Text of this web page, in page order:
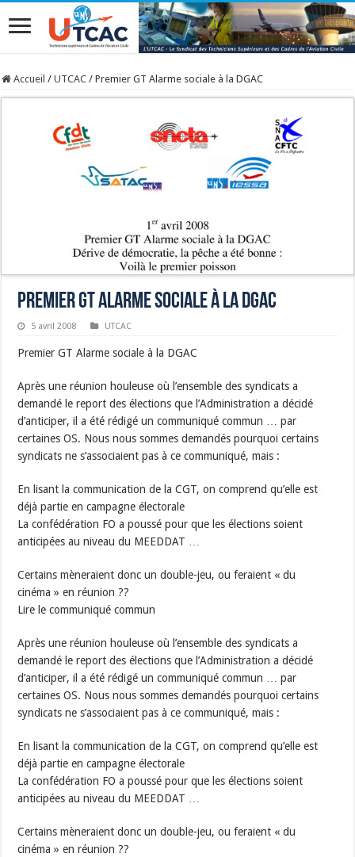
Accueil / UTCAC / Premier GT Alarme sociale à la DGAC
Premier GT Alarme sociale à la DGAC
5 avril 2008 UTCAC
Premier GT Alarme sociale à la DGAC
Après une réunion houleuse où l’ensemble des syndicats a
demandé le report des élections que l’Administration a décidé
d’anticiper, il a été rédigé un communiqué commun … par
certaines OS. Nous nous sommes demandés pourquoi certains
syndicats ne s’associaient pas à ce communiqué, mais :
En lisant la communication de la CGT, on comprend qu’elle est
déjà partie en campagne électorale
La confédération FO a poussé pour que les élections soient
anticipées au niveau du MEEDDAT …
Certains mèneraient donc un double-jeu, ou feraient « du
cinéma » en réunion ??
Lire le communiqué commun
Après une réunion houleuse où l’ensemble des syndicats a
demandé le report des élections que l’Administration a décidé
d’anticiper, il a été rédigé un communiqué commun … par
certaines OS. Nous nous sommes demandés pourquoi certains
syndicats ne s’associaient pas à ce communiqué, mais :
En lisant la communication de la CGT, on comprend qu’elle est
déjà partie en campagne électorale
La confédération FO a poussé pour que les élections soient
anticipées au niveau du MEEDDAT …
Certains mèneraient donc un double-jeu, ou feraient « du
cinéma » en réunion ??